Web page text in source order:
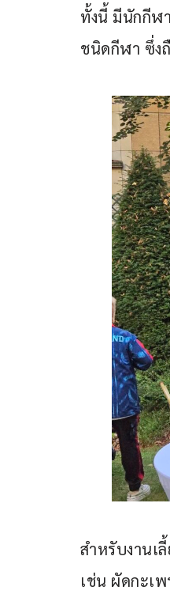
ทั้งนี้ มีนักกีฬ
ชนิดกีฬา ซึ่ง
สำหรับงานเ
เช่น ผัดกะเ